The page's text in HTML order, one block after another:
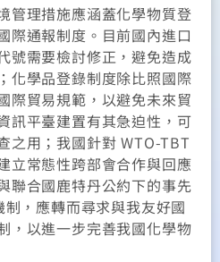
管理措施應涵蓋化學物質登
際通報制度。目前國內進口
號需要檢討修正，避免造成
化學品登錄制度除比照國際
際貿易規範，以避免未來貿
訊平臺建置有其急迫性，可
之用；我國針對 WTO-TBT
立常態性跨部會合作與回應
聯合國鹿特丹公約下的事先
，應轉而尋求與我友好國
，以進一步完善我國化學物